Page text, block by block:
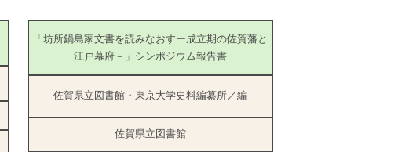
「坊所鍋島家文書を読みなおすー成立期の佐賀藩と
江戸幕府－」シンポジウム報告書
佐賀県立図書館・東京大学史料編纂所／編
佐賀県立図書館